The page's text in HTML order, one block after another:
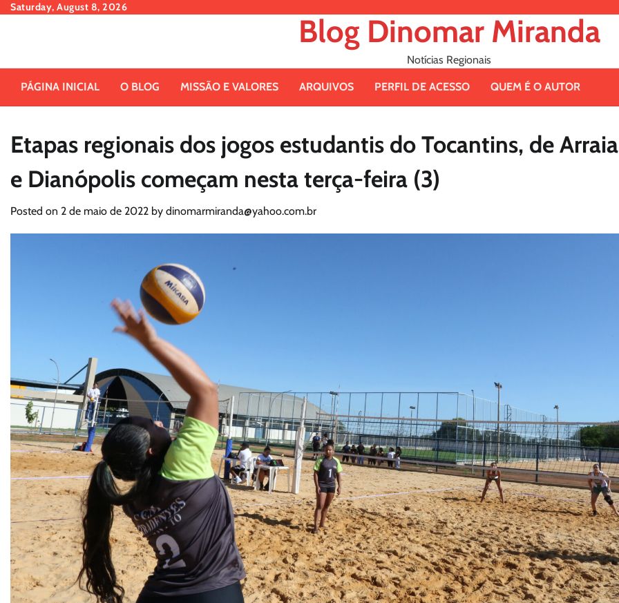
SkipSaturday, August 8, 2026
Blog Dinomar Miranda
Notícias Regionais
PÁGINA INICIAL O BLOG MISSÃO E VALORES ARQUIVOS PERFIL DE ACESSO QUEM É O AUTOR
Etapas regionais dos jogos estudantis do Tocantins, de
e Dianópolis começam nesta terça-feira (3)
Posted on 2 de maio de 2022 by dinomarmiranda@yahoo.com.br